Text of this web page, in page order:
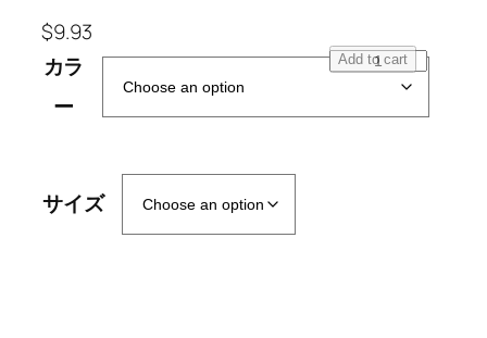
$9.93
カラ
ー
サイズ
啄
鳥
Add to cart